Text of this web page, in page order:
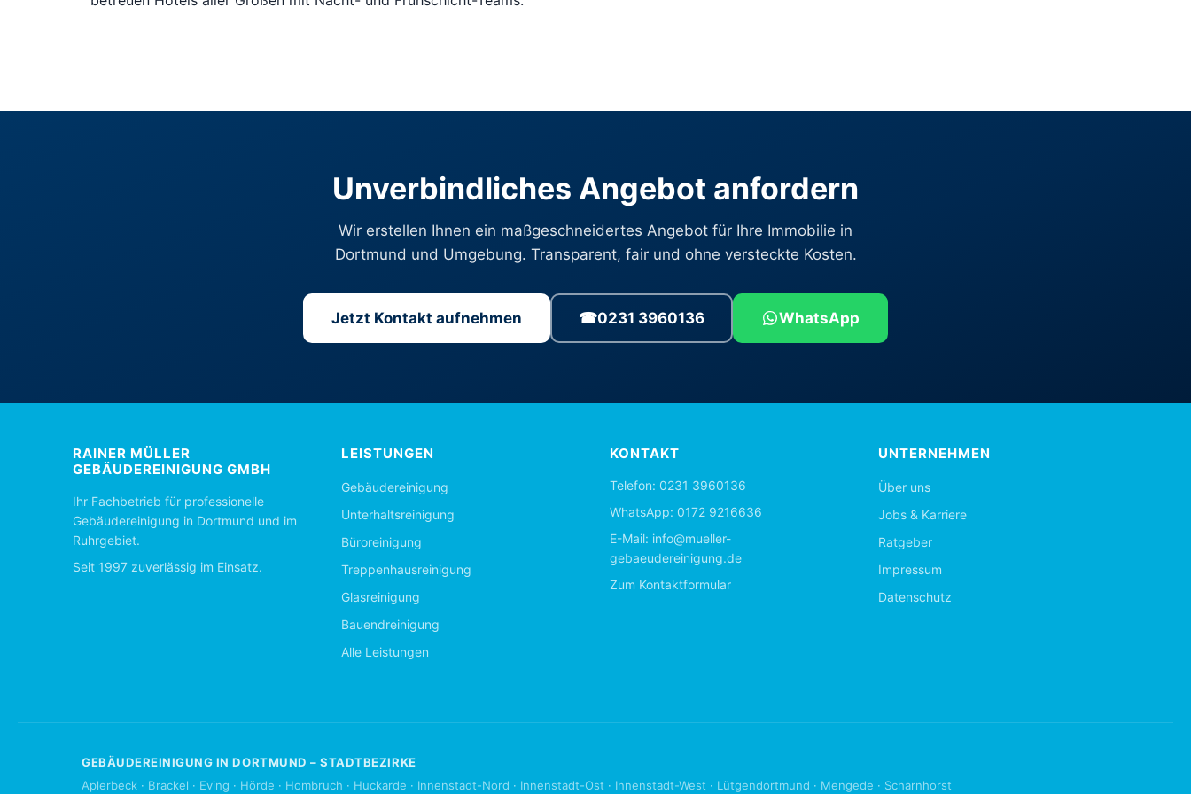
Unverbindliches Angebot anfordern
Wir erstellen Ihnen ein maßgeschneidertes Angebot für Ihre Immobilie in
Dortmund und Umgebung. Transparent, fair und ohne versteckte Kosten.
Jetzt Kontakt aufnehmen ☎0231 3960136 WhatsApp
RAINER MÜLLER
GEBÄUDEREINIGUNG GMBH
Ihr Fachbetrieb für professionelle
Gebäudereinigung in Dortmund und im
Ruhrgebiet.
Seit 1997 zuverlässig im Einsatz.
LEISTUNGEN
Gebäudereinigung
Unterhaltsreinigung
Büroreinigung
Treppenhausreinigung
Glasreinigung
Bauendreinigung
Alle Leistungen
KONTAKT
Telefon: 0231 3960136
WhatsApp: 0172 9216636
E-Mail: info@mueller-
gebaeudereinigung.de
Zum Kontaktformular
UNTERNEHMEN
Über uns
Jobs & Karriere
Ratgeber
Impressum
Datenschutz
GEBÄUDEREINIGUNG IN DORTMUND – STADTBEZIRKE
Aplerbeck · Brackel · Eving · Hörde · Hombruch · Huckarde · Innenstadt-Nord · Innenstadt-Ost · Innenstadt-West · Lütgendortmund · Mengede · Scharnhorst